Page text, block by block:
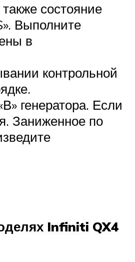
состояние
Выполните
в
контрольной
генератора. Если
Заниженное по
Infiniti QX4